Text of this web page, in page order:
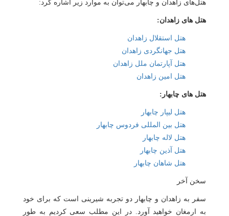
هتل‌های زاهدان و چابهار می‌توان به موارد زیر اشاره کرد:
هتل های زاهدان:
هتل استقلال زاهدان
هتل جهانگردی زاهدان
هتل آپارتمان ملل زاهدان
هتل امین زاهدان
هتل های چابهار:
هتل لیپار چابهار
هتل بین المللی فردوس چابهار
هتل لاله چابهار
هتل آذین چابهار
هتل شاهان چابهار
سخن آخر
سفر به زاهدان و چابهار دو تجربه شیرینی است که برای خود
به ارمغان خواهید آورد. در این مطلب سعی کردیم به طور